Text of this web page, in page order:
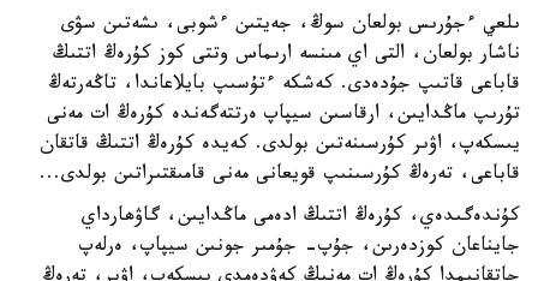
ىلعي ءجۇرىس بولعان سوڭ، جەيتىن ءشوبى، ىشەتىن سۋى
ناشار بولعان، التى اي مىنسە ارىماس وتتى كوز كۇرەڭ اتتىڭ
قاباعى قاتىپ جۇدەدى. كەشكە ءتۇسىپ بايلاعاندا، تاڭەرتەڭ
تۇرىپ ماڭدايىن، ارقاسىن سيپاپ ەرتتەگەندە كۇرەڭ ات مەنى
يىسكەپ، اۋىر كۇرسىنەتىن بولدى. كەيدە كۇرەڭ اتتىڭ قاتقان
قاباعى، تەرەڭ كۇرسىنىپ قويعانى مەنى قامىقتىراتىن بولدى...
كۇندەگىدەي، كۇرەڭ اتتىڭ ادەمى ماڭدايىن، گاۋھارداي
جايناعان كوزدەرىن، جۇپ- جۇمىر جونىن سيپاپ، ەرلەپ